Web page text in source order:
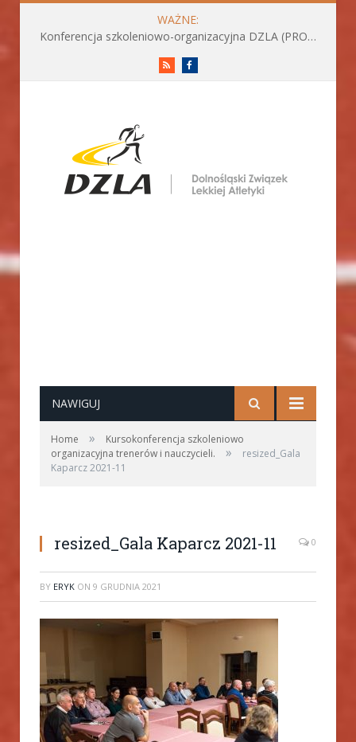
WAŻNE:
Konferencja szkoleniowo-organizacyjna DZLA (PROGRAM już do pobrania)
RSS
NAWIGUJ
Home »
Kursokonferencja szkoleniowo
organizacyjna trenerów i nauczycieli.
»
resized_Gala
Kaparcz 2021-11
resized_Gala Kaparcz 2021-11 0
BY ERYK ON 9 GRUDNIA 2021